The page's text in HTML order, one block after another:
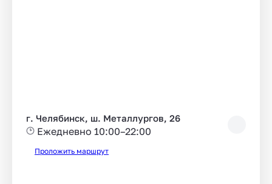
г. Челябинск, ш. Металлургов, 26
Ежедневно 10:00–22:00
Проложить маршрут